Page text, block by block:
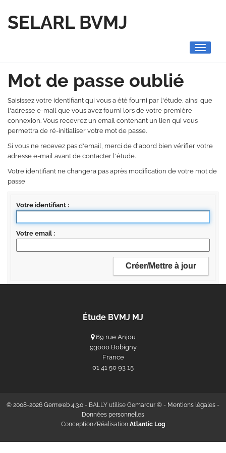
SELARL BVMJ
Toggle
Mot de passe oublié
Saisissez votre identifiant qui vous a été fourni par l'étude, ainsi que
l'adresse e-mail que vous avez fourni lors de votre première
connexion. Vous recevrez un email contenant un lien qui vous
permettra de ré-initialiser votre mot de passe.
Si vous ne recevez pas d'email, merci de d'abord bien vérifier votre
adresse e-mail avant de contacter l'étude.
Votre identifiant ne changera pas après modification de votre mot de
passe
Votre identifiant
Votre email
Étude BVMJ MJ
69 rue Anjou
93000 Bobigny
France
‭01 41 50 93 15‬
© 2008-2026 Gemweb 4.3.0 - BALLY utilise Gemarcur © - Mentions légales -
Données personnelles
Conception/Réalisation Atlantic Log